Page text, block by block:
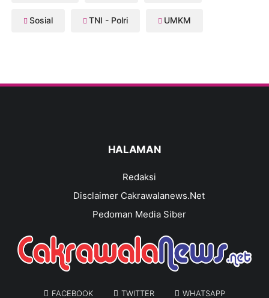
Sosial TNI - Polri UMKM
HALAMAN
Redaksi
Disclaimer Cakrawalanews.Net
Pedoman Media Siber
FACEBOOK TWITTER WHATSAPP